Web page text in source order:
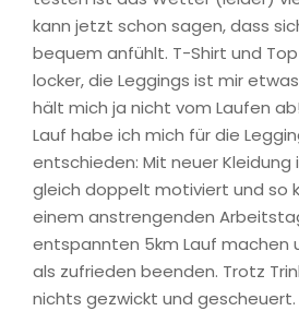
kann jetzt schon sagen, dass
bequem anfühlt. T-Shirt und
locker, die Leggings ist mir
hält mich ja nicht vom Laufen
Lauf habe ich mich für die
entschieden: Mit neuer Kleidung
gleich doppelt motiviert und so
einem anstrengenden
entspannten 5km Lauf machen
als zufrieden beenden. Trotz
nichts gezwickt und